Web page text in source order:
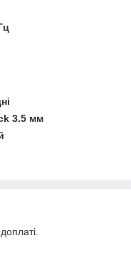
3.5 мм